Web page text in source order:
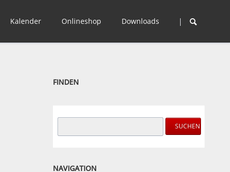
überspringen
Kalender
Veranstaltungen
Onlineshop Downloads
FINDEN
Suchbegriffe SUCHEN
NAVIGATION